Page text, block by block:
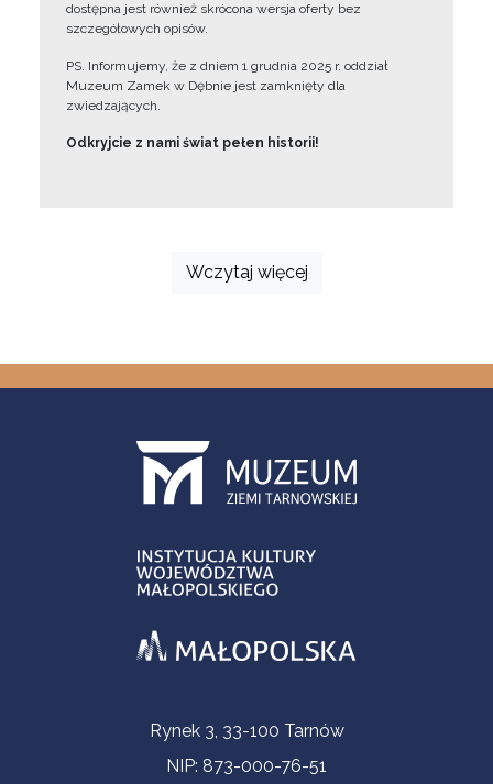
dostępna jest również skrócona wersja oferty bez
szczegółowych opisów.
PS. Informujemy, że z dniem 1 grudnia 2025 r. oddział
Muzeum Zamek w Dębnie jest zamknięty dla
zwiedzających.
Odkryjcie z nami świat pełen historii!
Wczytaj więcej
Informacje kontaktoweRynek 3, 33-100 Tarnów
NIP: 873-000-76-51